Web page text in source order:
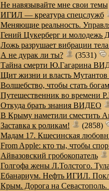
Не навязывайте мне свои темы
ИГИЛ — креатура спецслужб
Меняющие реальность.
Гений Цукерберг и молодежь
Ложь разрушает вибрации
А не дурак ли ты?
(3531)
Тайна смерти Ю.Гагарина
Щит жизни и власть
Волшебство, чтобы стать
Путешественник во времени
Откуда брать знания ВИДЕО
В Крыму наметили сместить
Заставка к роликам!
(2858)
Мадам 17. Кшесинская
From Apple: кто ты, чтобы
Айвазовский гробокопатель
Голгофа жены Л.Толстого.
Ебанариум. Нефть ИГИЛ.
Крым. Дорога на Севастополь.